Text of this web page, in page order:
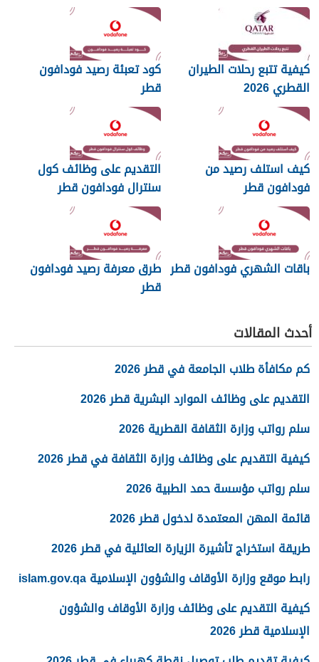
كيفية تتبع رحلات الطيران
القطري 2026
كود تعبئة رصيد فودافون
قطر
كيف استلف رصيد من
فودافون قطر
التقديم على وظائف كول
سنترال فودافون قطر
باقات الشهري فودافون قطر طرق معرفة رصيد فودافون
قطر
أحدث المقالات
كم مكافأة طلاب الجامعة في قطر 2026
التقديم على وظائف الموارد البشرية قطر 2026
سلم رواتب وزارة الثقافة القطرية 2026
كيفية التقديم على وظائف وزارة الثقافة في قطر 2026
سلم رواتب مؤسسة حمد الطبية 2026
قائمة المهن المعتمدة لدخول قطر 2026
طريقة استخراج تأشيرة الزيارة العائلية في قطر 2026
رابط موقع وزارة الأوقاف والشؤون الإسلامية islam.gov.qa
كيفية التقديم على وظائف وزارة الأوقاف والشؤون
الإسلامية قطر 2026